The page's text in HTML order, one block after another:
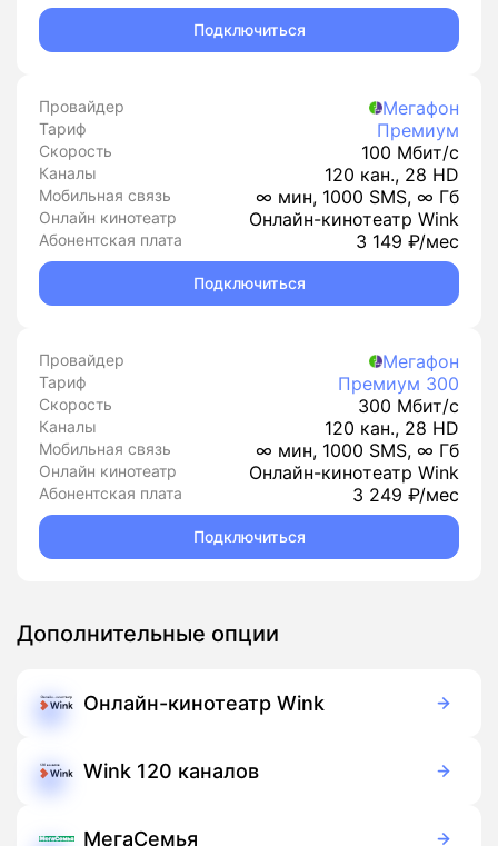
Подключиться
Провайдер Мегафон
Тариф Премиум
Скорость 100 Мбит/с
Каналы 120 кан., 28 HD
Мобильная связь ∞ мин, 1000 SMS, ∞ Гб
Онлайн кинотеатр Онлайн-кинотеатр Wink
Абонентская плата 3 149 ₽/мес
Подключиться
Провайдер Мегафон
Тариф Премиум 300
Скорость 300 Мбит/с
Каналы 120 кан., 28 HD
Мобильная связь ∞ мин, 1000 SMS, ∞ Гб
Онлайн кинотеатр Онлайн-кинотеатр Wink
Абонентская плата 3 249 ₽/мес
Подключиться
Дополнительные опции
Онлайн-кинотеатр Wink
Подписка
Wink 120 каналов
Подписка
МегаСемья